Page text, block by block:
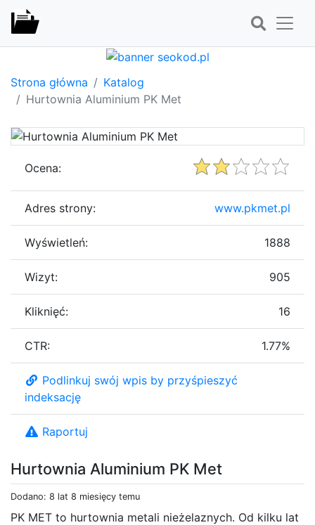
Strona główna
Katalog
Hurtownia Aluminium PK Met
Hurtownia Aluminium PK Met
Dodano: 8 lat 8 miesięcy temu
PK MET to hurtownia metali nieżelaznych. Od kilku lat
Ocena:
Adres strony: www.pkmet.pl
Wyświetleń: 1888
Wizyt: 905
Kliknięć: 16
CTR: 1.77%
Podlinkuj swój wpis by przyśpieszyć
indeksację
Raportuj